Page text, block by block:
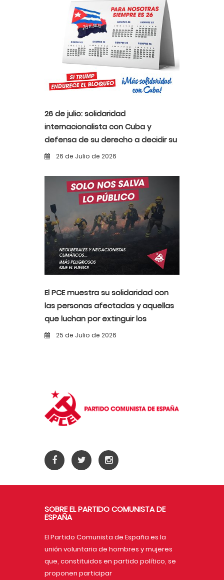
26 de julio: solidaridad
internacionalista con Cuba y
defensa de su derecho a decidir su
propio destino
26 de Julio de 2026
El PCE muestra su solidaridad con
las personas afectadas y aquellas
que luchan por extinguir los
incendios
25 de Julio de 2026
SOBRE EL PARTIDO COMUNISTA DE
ESPAÑA
El Partido Comunista de España es la
unión voluntaria de hombres y mujeres
que, constituidos en partido político, se
proponen participar